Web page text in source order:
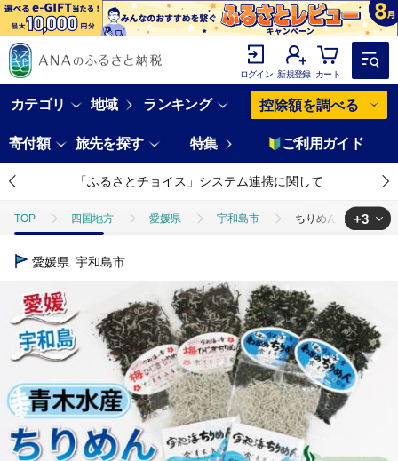
ログイン 新規登録 カート
カテゴリ 地域 ランキング 控除額を調べる
寄付額 旅先を探す 特集 ご利用ガイド
「ふるさとチョイス」システム連携に関して
TOP 四国地方 愛媛県 宇和島市 ちりめんじゃこ ち
TOP
ちりめんじゃこ ちりめん 3種 セット 計6
TOP 魚介類 干物 ほかの干物 ちりめんじゃこ ちりめ
+3
愛媛県 宇和島市